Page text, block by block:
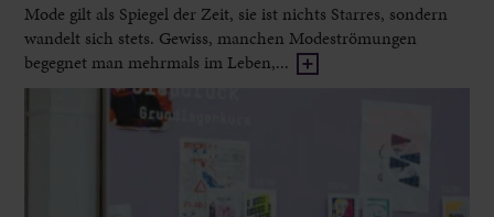
Mode gilt als Spiegel der Zeit, sie ist nichts Starres, sondern
wandelt sich stets. Gewiss, manchen Modeströmungen
begegnet man mehrmals im Leben,...